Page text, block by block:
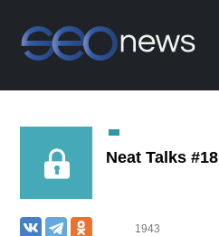
Neat Talks #18
1943